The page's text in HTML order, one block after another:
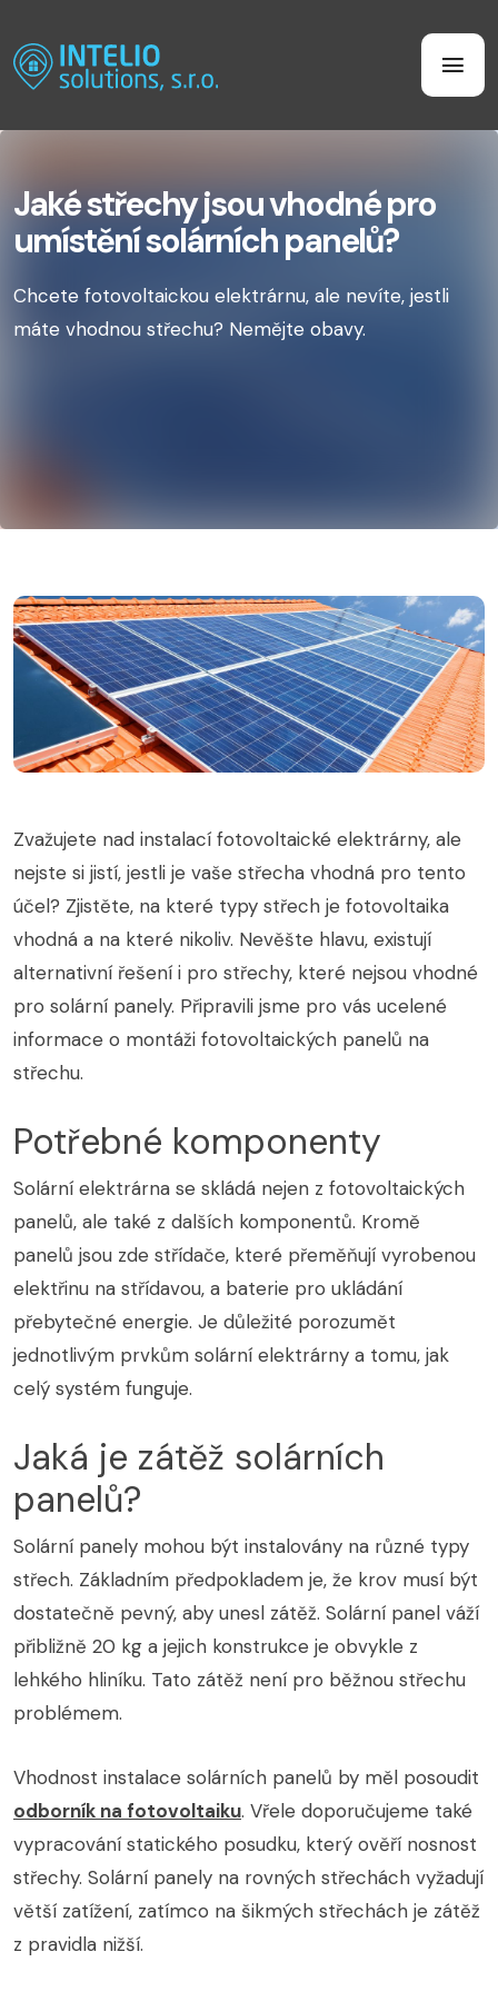
Jaké střechy jsou vhodné pro
umístění solárních panelů?
Chcete fotovoltaickou elektrárnu, ale nevíte, jestli
máte vhodnou střechu? Nemějte obavy.
Zvažujete nad instalací fotovoltaické elektrárny, ale
nejste si jistí, jestli je vaše střecha vhodná pro tento
účel? Zjistěte, na které typy střech je fotovoltaika
vhodná a na které nikoliv. Nevěšte hlavu, existují
alternativní řešení i pro střechy, které nejsou vhodné
pro solární panely. Připravili jsme pro vás ucelené
informace o montáži fotovoltaických panelů na
střechu.
Potřebné komponenty
Solární elektrárna se skládá nejen z fotovoltaických
panelů, ale také z dalších komponentů. Kromě
panelů jsou zde střídače, které přeměňují vyrobenou
elektřinu na střídavou, a baterie pro ukládání
přebytečné energie. Je důležité porozumět
jednotlivým prvkům solární elektrárny a tomu, jak
celý systém funguje.
Jaká je zátěž solárních
panelů?
Solární panely mohou být instalovány na různé typy
střech. Základním předpokladem je, že krov musí být
dostatečně pevný, aby unesl zátěž. Solární panel váží
přibližně 20 kg a jejich konstrukce je obvykle z
lehkého hliníku. Tato zátěž není pro běžnou střechu
problémem.
Vhodnost instalace solárních panelů by měl posoudit
odborník na fotovoltaiku. Vřele doporučujeme také
vypracování statického posudku, který ověří nosnost
střechy. Solární panely na rovných střechách vyžadují
větší zatížení, zatímco na šikmých střechách je zátěž
z pravidla nižší.